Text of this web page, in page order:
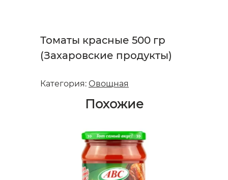
Томаты красные 500 гр
(Захаровские продукты)
Категория: Овощная
Похожие